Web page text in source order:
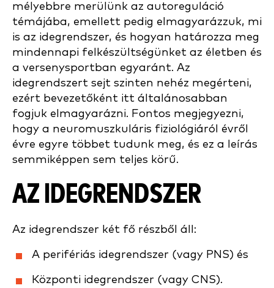
mélyebbre merülünk az autoreguláció
témájába, emellett pedig elmagyarázzuk, mi
is az idegrendszer, és hogyan határozza meg
mindennapi felkészültségünket az életben és
a versenysportban egyaránt. Az
idegrendszert sejt szinten nehéz megérteni,
ezért bevezetőként itt általánosabban
fogjuk elmagyarázni. Fontos megjegyezni,
hogy a neuromuszkuláris fiziológiáról évről
évre egyre többet tudunk meg, és ez a leírás
semmiképpen sem teljes körű.
AZ IDEGRENDSZER
Az idegrendszer két fő részből áll:
A perifériás idegrendszer (vagy PNS) és
Központi idegrendszer (vagy CNS).